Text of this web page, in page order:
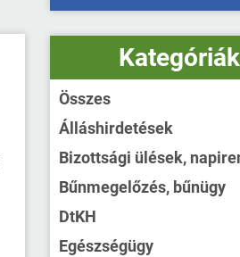
Kategóriák
Összes
Álláshirdetések
Bizottsági ülések,
Bűnmegelőzés, bűnügy
DtKH
Egészségügy